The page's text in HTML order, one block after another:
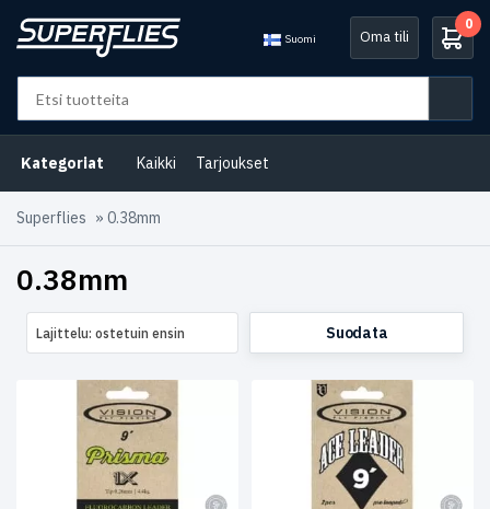
Suomi Oma tili
0
Kategoriat Kaikki Tarjoukset
Superflies » 0.38mm
0.38mm
Perukkeet
(6)
Lajittelu: ostetuin ensin Suodata